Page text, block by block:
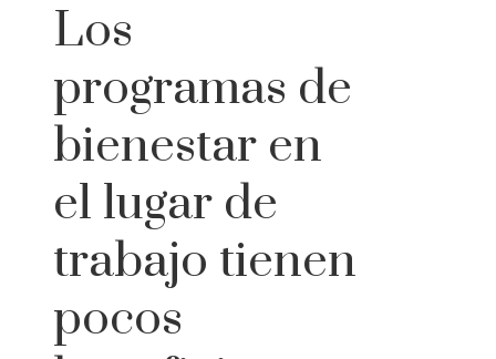
Los
programas de
bienestar en
el lugar de
trabajo tienen
pocos